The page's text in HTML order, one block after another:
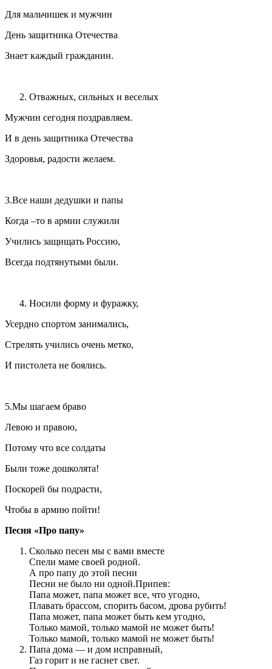
Для мальчишек и мужчин
День защитника Отечества
Знает каждый гражданин.
Отважных, сильных и веселых
Мужчин сегодня поздравляем.
И в день защитника Отечества
Здоровья, радости желаем.
3.Все наши дедушки и папы
Когда –то в армии служили
Учились защищать Россию,
Всегда подтянутыми были.
Носили форму и фуражку,
Усердно спортом занимались,
Стрелять учились очень метко,
И пистолета не боялись.
5.Мы шагаем браво
Левою и правою,
Потому что все солдаты
Были тоже дошколята!
Поскорей бы подрасти,
Чтобы в армию пойти!
Песня «Про папу»
Сколько песен мы с вами вместе
Спели маме своей родной.
А про папу до этой песни
Песни не было ни одной.Припев:
Папа может, папа может все, что угодно,
Плавать брассом, спорить басом, дрова рубить!
Папа может, папа может быть кем угодно,
Только мамой, только мамой не может быть!
Только мамой, только мамой не может быть!
Папа дома — и дом исправный,
Газ горит и не гаснет свет.